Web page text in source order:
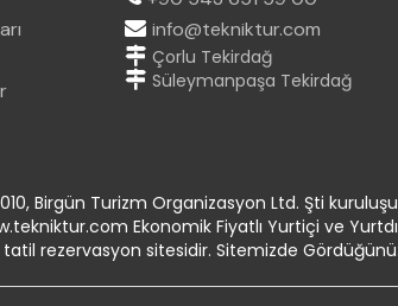
info@tekniktur.com
Çorlu Tekirdağ
Süleymanpaşa Tekirdağ
Birgün Turizm Organizasyon Ltd. Şti
Ekonomik Fiyatlı Yurtiçi ve
rezervasyon sitesidir. Sitemizde